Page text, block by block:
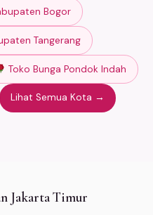
Bogor
Tangerang
Toko Bunga Pondok Indah
Lihat Semua Kota →
Jakarta Timur